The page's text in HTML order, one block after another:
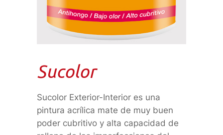
Sucolor
Sucolor Exterior-Interior es una
pintura acrílica mate de muy buen
poder cubritivo y alta capacidad de